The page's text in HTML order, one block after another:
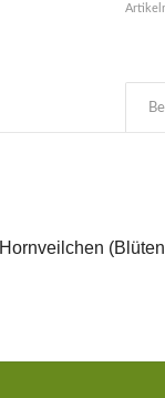
Hornveilchen